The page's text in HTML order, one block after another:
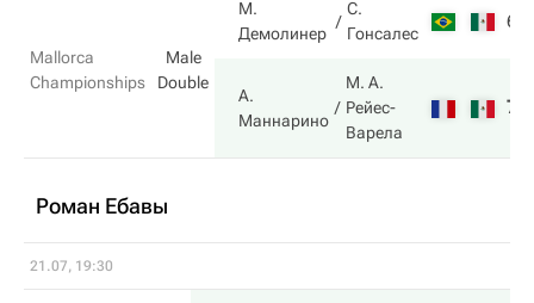
Mallorca
Championships
Male
Double
М.
Демолинер
С.
Гонсалес
6
А.
Маннарино
М. А.
Рейес-
Варела
7
Роман Ебавы
21.07, 19:30